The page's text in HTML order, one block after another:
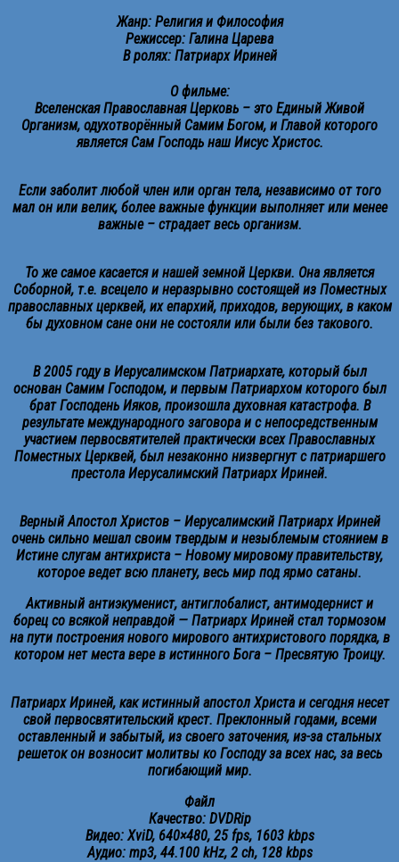
Жанр: Религия и Философия
Режиссер: Галина Царева
В ролях: Патриарх Ириней
О фильме:
Вселенская Православная Церковь – это Единый Живой
Организм, одухотворённый Самим Богом, и Главой которого
является Сам Господь наш Иисус Христос.
Если заболит любой член или орган тела, независимо от того
мал он или велик, более важные функции выполняет или менее
важные – страдает весь организм.
То же самое касается и нашей земной Церкви. Она является
Соборной, т.е. всецело и неразрывно состоящей из Поместных
православных церквей, их епархий, приходов, верующих, в каком
бы духовном сане они не состояли или были без такового.
В 2005 году в Иерусалимском Патриархате, который был
основан Самим Господом, и первым Патриархом которого был
брат Господень Ияков, произошла духовная катастрофа. В
результате международного заговора и с непосредственным
участием первосвятителей практически всех Православных
Поместных Церквей, был незаконно низвергнут с патриаршего
престола Иерусалимский Патриарх Ириней.
Верный Апостол Христов – Иерусалимский Патриарх Ириней
очень сильно мешал своим твердым и незыблемым стоянием в
Истине слугам антихриста – Новому мировому правительству,
которое ведет всю планету, весь мир под ярмо сатаны.
Активный антиэкуменист, антиглобалист, антимодернист и
борец со всякой неправдой — Патриарх Ириней стал тормозом
на пути построения нового мирового антихристового порядка, в
котором нет места вере в истинного Бога – Пресвятую Троицу.
Патриарх Ириней, как истинный апостол Христа и сегодня несет
свой первосвятительский крест. Преклонный годами, всеми
оставленный и забытый, из своего заточения, из-за стальных
решеток он возносит молитвы ко Господу за всех нас, за весь
погибающий мир.
Файл
Качество: DVDRip
Видео: XviD, 640×480, 25 fps, 1603 kbps
Аудио: mp3, 44.100 kHz, 2 ch, 128 kbps